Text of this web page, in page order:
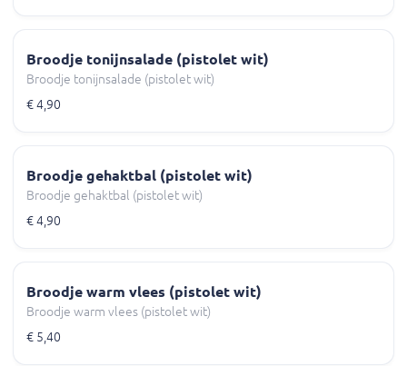
Broodje tonijnsalade (pistolet wit)
Broodje tonijnsalade (pistolet wit)
€ 4,90
Broodje gehaktbal (pistolet wit)
Broodje gehaktbal (pistolet wit)
€ 4,90
Broodje warm vlees (pistolet wit)
Broodje warm vlees (pistolet wit)
€ 5,40